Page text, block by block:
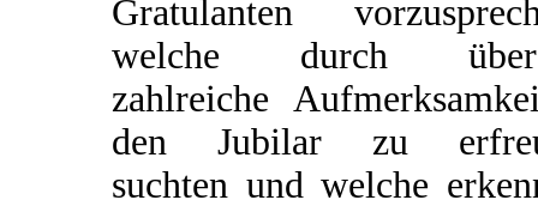
Gratulanten
welche durch
zahlreiche
den Jubilar zu
suchten und welche